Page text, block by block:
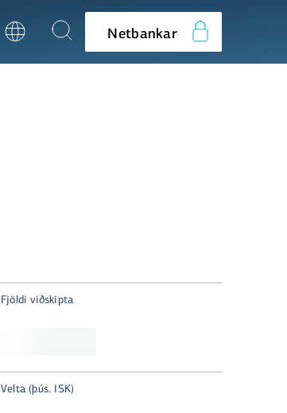
Netbankar
Fjöldi viðskipta
Velta (þús. ISK)